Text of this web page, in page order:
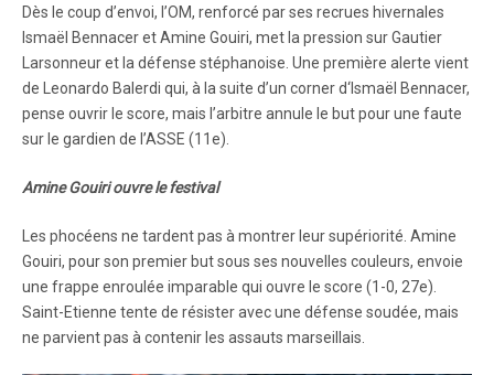
Dès le coup d’envoi, l’OM, renforcé par ses recrues hivernales
Ismaël Bennacer et Amine Gouiri, met la pression sur Gautier
Larsonneur et la défense stéphanoise. Une première alerte vient
de Leonardo Balerdi qui, à la suite d’un corner d‘Ismaël Bennacer,
pense ouvrir le score, mais l’arbitre annule le but pour une faute
sur le gardien de l’ASSE (11e).
Amine Gouiri ouvre le festival
Les phocéens ne tardent pas à montrer leur supériorité. Amine
Gouiri, pour son premier but sous ses nouvelles couleurs, envoie
une frappe enroulée imparable qui ouvre le score (1-0, 27e).
Saint-Etienne tente de résister avec une défense soudée, mais
ne parvient pas à contenir les assauts marseillais.